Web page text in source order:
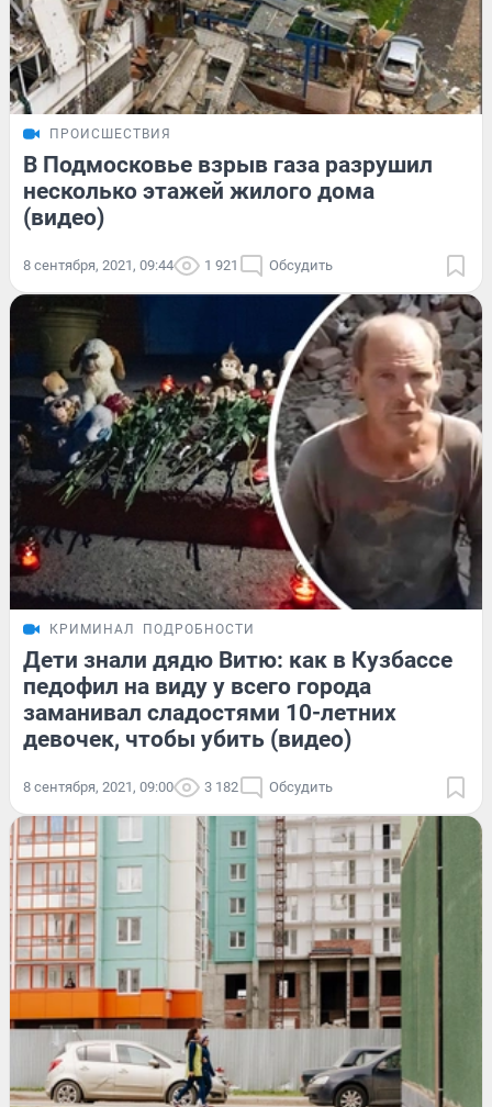
ПРОИСШЕСТВИЯ
В Подмосковье взрыв газа разрушил
несколько этажей жилого дома
(видео)
8 сентября, 2021, 09:44 1 921 Обсудить
КРИМИНАЛ ПОДРОБНОСТИ
Дети знали дядю Витю: как в Кузбассе
педофил на виду у всего города
заманивал сладостями 10-летних
девочек, чтобы убить (видео)
8 сентября, 2021, 09:00 3 182 Обсудить